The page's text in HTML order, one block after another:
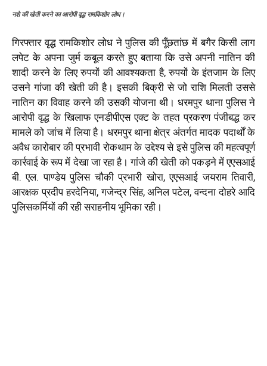
नशे की खेती करने का आरोपी वृद्ध रामकिशोर लोध।
गिरफ्तार वृद्ध रामकिशोर लोध ने पुलिस की पूँछतांछ में बगैर किसी लाग
लपेट के अपना जुर्म कबूल करते हुए बताया कि उसे अपनी नातिन की
शादी करने के लिए रुपयों की आवश्यकता है, रुपयों के इंतजाम के लिए
उसने गांजा की खेती की है। इसकी बिक्री से जो राशि मिलती उससे
नातिन का विवाह करने की उसकी योजना थी। धरमपुर थाना पुलिस ने
आरोपी वृद्ध के खिलाफ एनडीपीएस एक्ट के तहत प्रकरण पंजीबद्ध कर
मामले को जांच में लिया है। धरमपुर थाना क्षेत्र अंतर्गत मादक पदार्थों के
अवैध कारोबार की प्रभावी रोकथाम के उद्देश्य से इसे पुलिस की महत्वपूर्ण
कार्रवाई के रूप में देखा जा रहा है। गांजे की खेती को पकड़ने में एएसआई
बी. एल. पाण्डेय पुलिस चौकी प्रभारी खोरा, एएसआई जयराम तिवारी,
आरक्षक प्रदीप हरदेनिया, गजेन्द्र सिंह, अनिल पटेल, वन्दना दोहरे आदि
पुलिसकर्मियों की रही सराहनीय भूमिका रही।